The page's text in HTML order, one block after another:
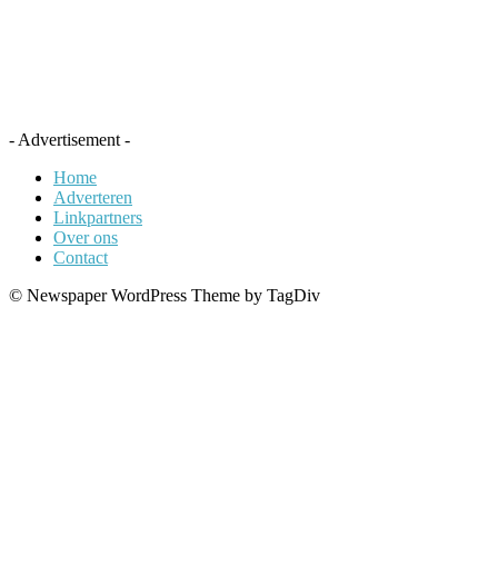
- Advertisement -
Home
Adverteren
Linkpartners
Over ons
Contact
© Newspaper WordPress Theme by TagDiv